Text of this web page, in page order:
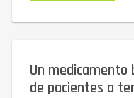
Un medicamento
de pacientes a